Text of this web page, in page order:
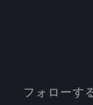
フォローす